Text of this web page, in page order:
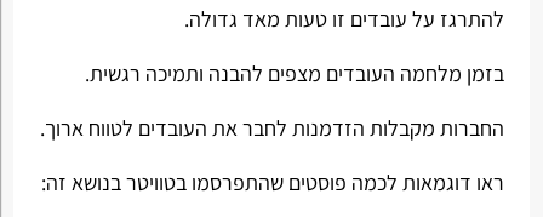
להתרגז על עובדים זו טעות מאד גדולה.
בזמן מלחמה העובדים מצפים להבנה ותמיכה רגשית.
החברות מקבלות הזדמנות לחבר את העובדים לטווח ארוך.
ראו דוגמאות לכמה פוסטים שהתפרסמו בטוויטר בנושא זה: